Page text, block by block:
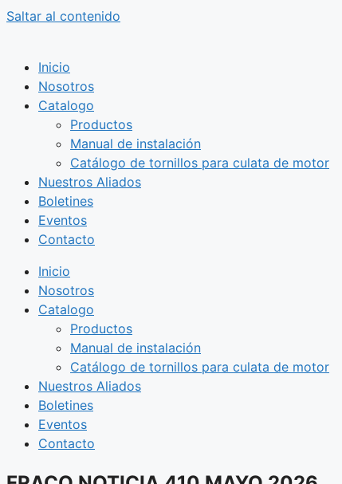
Saltar al contenido
Inicio
Nosotros
Catalogo
Productos
Manual de instalación
Catálogo de tornillos para culata de motor
Nuestros Aliados
Boletines
Eventos
Contacto
Inicio
Nosotros
Catalogo
Productos
Manual de instalación
Catálogo de tornillos para culata de motor
Nuestros Aliados
Boletines
Eventos
Contacto